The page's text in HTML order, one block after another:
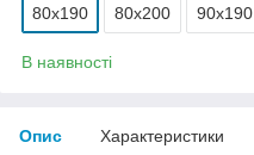
80х190 80х200 90х190
В наявності
Опис Характеристики